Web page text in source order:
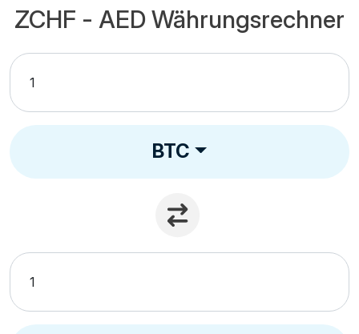
ZCHF - AED Währungsrechner
BTC